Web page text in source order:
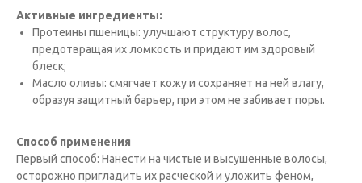
Активные ингредиенты:
Протеины пшеницы: улучшают структуру волос,
предотвращая их ломкость и придают им здоровый
блеск;
Масло оливы: смягчает кожу и сохраняет на ней влагу,
образуя защитный барьер, при этом не забивает поры.
Способ применения
Первый способ: Нанести на чистые и высушенные волосы,
осторожно пригладить их расческой и уложить феном,